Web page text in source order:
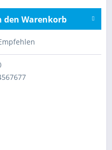
den Warenkorb
Hinzugefügt